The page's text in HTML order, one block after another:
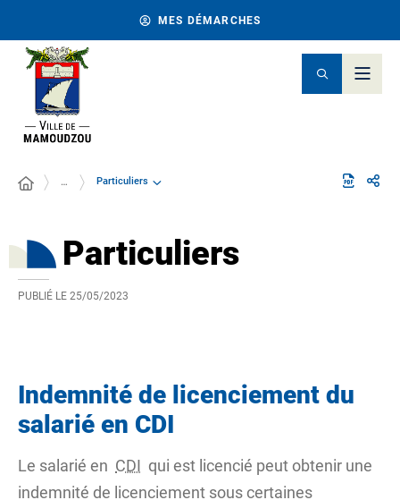
MES DÉMARCHES
… Particuliers
Particuliers
PUBLIÉ LE 25/05/2023
Indemnité de licenciement du
salarié en CDI
Le salarié en CDI qui est licencié peut obtenir une
indemnité de licenciement sous certaines